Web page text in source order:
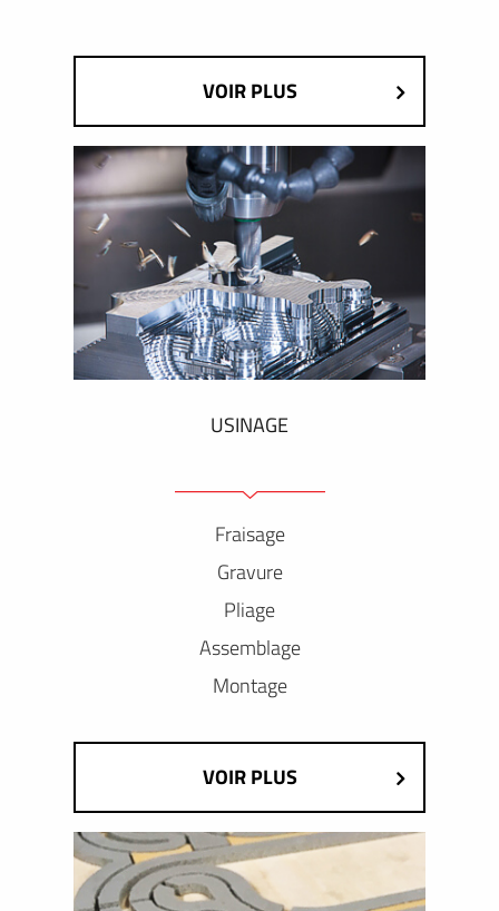
VOIR PLUS
USINAGE
Fraisage
Gravure
Pliage
Assemblage
Montage
VOIR PLUS